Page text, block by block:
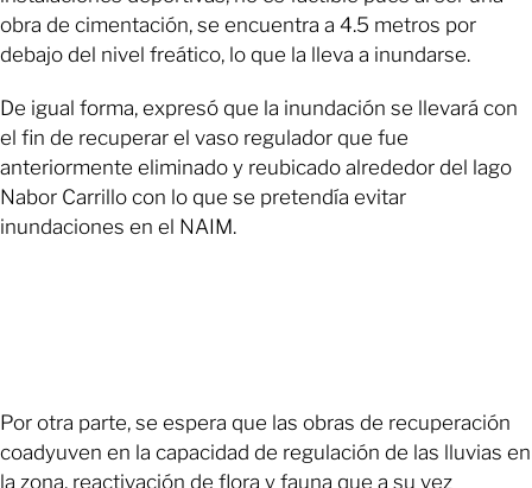
obra de cimentación, se encuentra a 4.5 metros por
debajo del nivel freático, lo que la lleva a inundarse.
De igual forma, expresó que la inundación se llevará con
el fin de recuperar el vaso regulador que fue
anteriormente eliminado y reubicado alrededor del lago
Nabor Carrillo con lo que se pretendía evitar
inundaciones en el NAIM.
Por otra parte, se espera que las obras de recuperación
coadyuven en la capacidad de regulación de las lluvias en
la zona, reactivación de flora y fauna que a su vez